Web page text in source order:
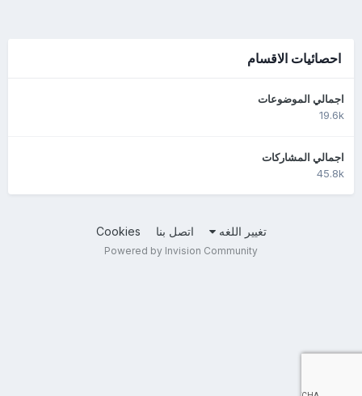
احصائيات الاقسام
اجمالي الموضوعات
19.6k
اجمالي المشاركات
45.8k
تغيير اللغه اتصل بنا Cookies
Powered by Invision Community